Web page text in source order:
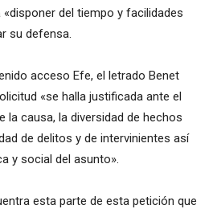
del tiempo y facilidades
su defensa.
acceso Efe, el letrado Benet
«se halla justificada ante el
la causa, la diversidad de hechos
de delitos y de intervinientes así
y social del asunto».
esta parte de esta petición que